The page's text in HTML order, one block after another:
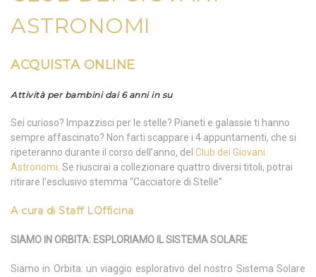
ASTRONOMI
ACQUISTA ONLINE
Attività per bambini dai 6 anni in su
Sei curioso? Impazzisci per le stelle? Pianeti e galassie ti hanno
sempre affascinato? Non farti scappare i 4 appuntamenti, che si
ripeteranno durante il corso dell’anno, del Club dei Giovani
Astronomi . Se riuscirai a collezionare quattro diversi titoli, potrai
ritirare l’esclusivo stemma “Cacciatore di Stelle”
A cura di Staff LOfficina
SIAMO IN ORBITA: ESPLORIAMO IL SISTEMA SOLARE
Siamo in Orbita: un viaggio esplorativo del nostro Sistema Solare